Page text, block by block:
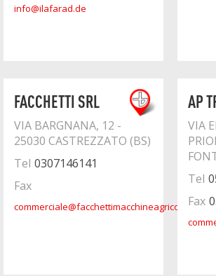
info@ilafarad.de
FACCHETTI SRL
VIA BARGNANA, 12 -
25030 CASTREZZATO (BS)
Tel 0307146141
Fax
commerciale@facchettimacchineagricole.it
AP
VIA
Tel
Fax